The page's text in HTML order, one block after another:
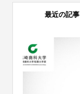
最近の記事